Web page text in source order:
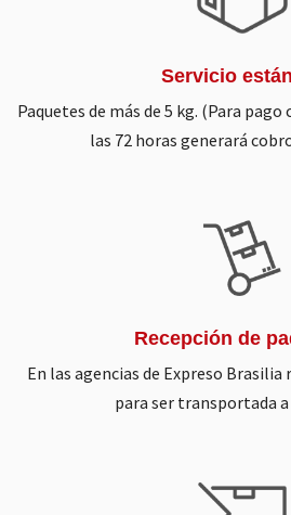
Servicio
Paquetes de más de 5 kg. (Para
las 72 horas generará
Recepción de
En las agencias de Expreso
para ser transportada